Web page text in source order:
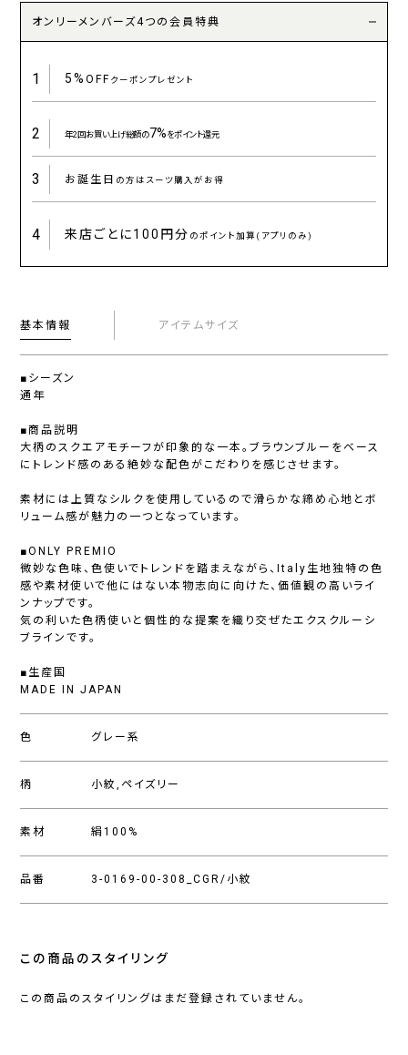
オンリーメンバーズ4つの会員特典
1 5%OFFクーポンプレゼント
2 年2回お買い上げ総額の7%をポイント還元
3 お誕生日 の方はスーツ購入がお得
4 来店ごとに100円分 のポイント加算(アプリのみ)
基本情報 アイテムサイズ
■シーズン
通年
■商品説明
大柄のスクエアモチーフが印象的な一本。ブラウンブルーをベース
にトレンド感のある絶妙な配色がこだわりを感じさせます。
素材には上質なシルクを使用しているので滑らかな締め心地とボ
リューム感が魅力の一つとなっています。
■ONLY PREMIO
微妙な色味、色使いでトレンドを踏まえながら、Italy生地独特の色
感や素材使いで他にはない本物志向に向けた、価値観の高いライ
ンナップです。
気の利いた色柄使いと個性的な提案を織り交ぜたエクスクルーシ
ブラインです。
■生産国
MADE IN JAPAN
色 グレー系
柄 小紋,ペイズリー
素材 絹100%
品番 3-0169-00-308_CGR/小紋
この商品のスタイリング
この商品のスタイリングはまだ登録されていません。